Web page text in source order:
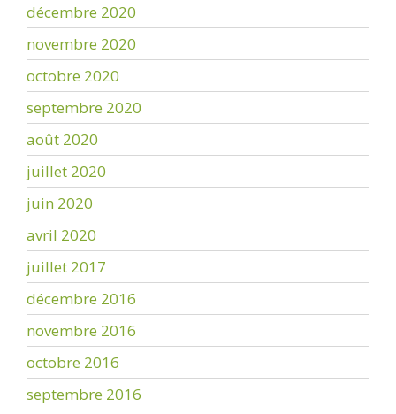
décembre 2020
novembre 2020
octobre 2020
septembre 2020
août 2020
juillet 2020
juin 2020
avril 2020
juillet 2017
décembre 2016
novembre 2016
octobre 2016
septembre 2016